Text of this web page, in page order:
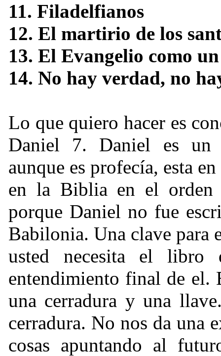
11. Filadelfianos
12. El martirio de los
13. El Evangelio como
14. No hay verdad, no
Lo que quiero hacer es
Daniel 7. Daniel es un
aunque es profecía, esta
en la Biblia en el orden
porque Daniel no fue
Babilonia. Una clave para
usted necesita el libro
entendimiento final de el.
una cerradura y una
cerradura. No nos da una
cosas apuntando al